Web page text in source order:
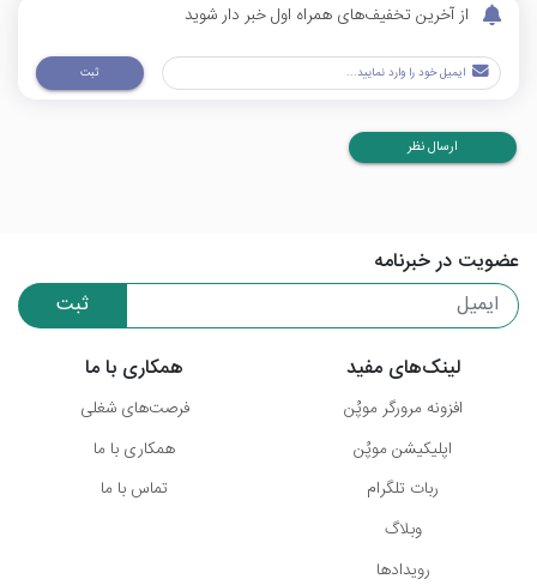
از آخرین تخفیف‌های همراه اول خبر دار شوید
ثبت
ارسال نظر
عضویت در خبرنامه
ثبت
لینک‌های مفید
افزونه مرورگر موپُن
اپلیکیشن موپُن
ربات تلگرام
وبلاگ
رویدادها
همکاری با ما
فرصت‌های شغلی
همکاری با ما
تماس با ما